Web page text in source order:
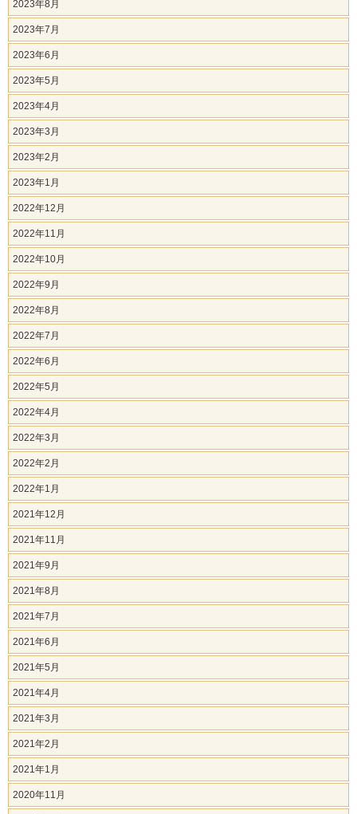
2023年8月
2023年7月
2023年6月
2023年5月
2023年4月
2023年3月
2023年2月
2023年1月
2022年12月
2022年11月
2022年10月
2022年9月
2022年8月
2022年7月
2022年6月
2022年5月
2022年4月
2022年3月
2022年2月
2022年1月
2021年12月
2021年11月
2021年9月
2021年8月
2021年7月
2021年6月
2021年5月
2021年4月
2021年3月
2021年2月
2021年1月
2020年11月